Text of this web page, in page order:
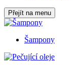
Přejít na menu
Šampony